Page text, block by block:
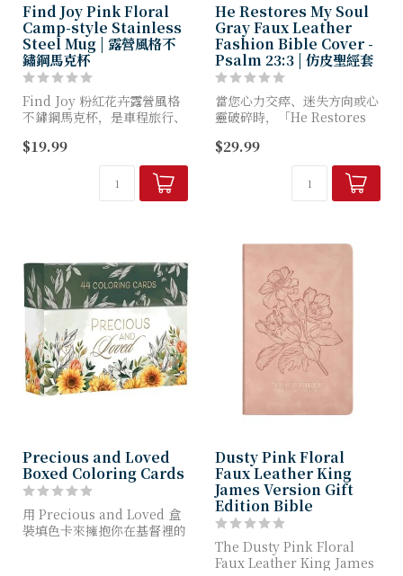
Find Joy Pink Floral
Camp-style Stainless
Steel Mug | 露營風格不
鏽鋼馬克杯
Find Joy 粉紅花卉露營風格
不鏽鋼馬克杯，是車程旅行、
侶。無論您偏好熱飲或冷飲，
都能保持飲品溫度，讓您在移
動中啜飲時，專注於生活...
$19.99
He Restores My Soul
Gray Faux Leather
Fashion Bible Cover -
Psalm 23:3 | 仿皮聖經套
當您心力交瘁、迷失方向或心
靈破碎時，「He Restores
套將為您帶來內心的平靜。它
不僅能保護聖經在攜帶途中免
受損壞，更能伴...
$29.99
Precious and Loved
Boxed Coloring Cards
用 Precious and Loved 盒
裝填色卡來擁抱你在基督裡的
Dusty Pink Floral
Faux Leather King
James Version Gift
Edition Bible
The Dusty Pink Floral
Faux Leather King James